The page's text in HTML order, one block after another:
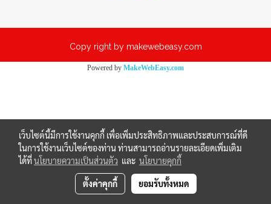
Copy right by makewebeasy.com
Powered by MakeWebEasy.com
เว็บไซต์นี้มีการใช้งานคุกกี้ เพื่อเพิ่มประสิทธิภาพและประสบการณ์ที่ดี
ในการใช้งานเว็บไซต์ของท่าน ท่านสามารถอ่านรายละเอียดเพิ่มเติม
ได้ที่นโยบายความเป็นส่วนตัว และ นโยบายคุกกี้
ตั้งค่าคุกกี้ ยอมรับทั้งหมด